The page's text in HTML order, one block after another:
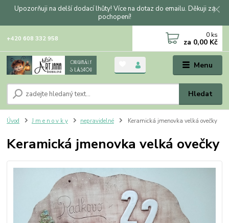
Upozorňuji na delší dodací lhůty! Více na dotaz do emailu. Děkuji za
pochopení!
Menu
Hledat
+420 608 332 958 0 ks
za 0,00 Kč
Úvod J m e n o v k y nepravidelné Keramická jmenovka velká ovečky
Keramická jmenovka velká ovečky